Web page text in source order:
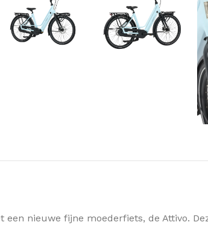
een nieuwe fijne moederfiets, de Attivo.